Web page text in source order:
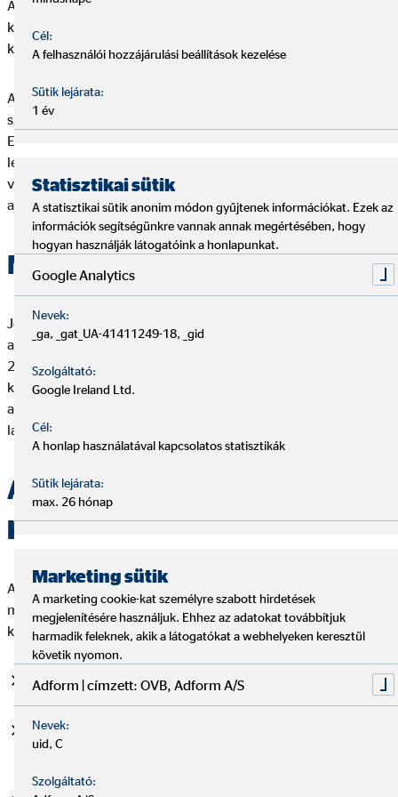
A felhasználók a honlapon elhelyezett űrlap kitöltéséve
kezdeményezheti továbbá az OVB-vel történő
kapcsolatfelvételt is.
A honlapon fogyasztói szerződés megkötése céljából történő
szolgáltatás nyújtására nem kerül sor.
Ennek megfelelően jelen honlapon a fogyasztónak nincs
lehetősége lakossági banki szolgáltatásra, biztosítási termékre
vagy bármely más szerződés megkötésére vonatkozó
ajánlattételre, szerződéskötésre.
Megfelelőségi állapot
Jelen honlap kialakítása során az OVB a webtartalom-
akadálymentesítési iránymutatások (a továbbiakban: WCAG)
2.2. verziójában előírt „AA” szintnek történő megfelelést tűzte
ki célul. Jelen honlap
akadálymentességi követelményeknek. További részletekért
lásd az alábbi „Nem akadálymentesített tartalmak” pontot.
Az akadálymentességi
követelmények teljesítése
Az OVB az akadálymentességi követelményeknek történő
megfelelés érdekében különösen figyelembe vette a
következőket:
Az egyes információk közérthető megfogalmazása
Megfelelő betűméretek és betűtípusok alkalmazása, az
előrelátható használati körülmények figyelembevételével
Cél:
A felhasználói hozzájárulási beállítások kezelése
Sütik lejárata:
1 év
Statisztikai sütik
A statisztikai sütik anonim módon gyűjtenek információkat. Ezek az
információk segítségünkre vannak annak megértésében, hogy
hogyan használják látogatóink a honlapunkat.
Google Analytics
Nevek:
_ga, _gat_UA-41411249-18, _gid
Szolgáltató:
Google Ireland Ltd.
Cél:
A honlap használatával kapcsolatos statisztikák
Sütik lejárata:
max. 26 hónap
Marketing sütik
A marketing cookie-kat személyre szabott hirdetések
megjelenítésére használjuk. Ehhez az adatokat továbbítjuk
harmadik feleknek, akik a látogatókat a webhelyeken keresztül
követik nyomon.
Adform | címzett: OVB, Adform A/S
Nevek:
uid, C
Szolgáltató: